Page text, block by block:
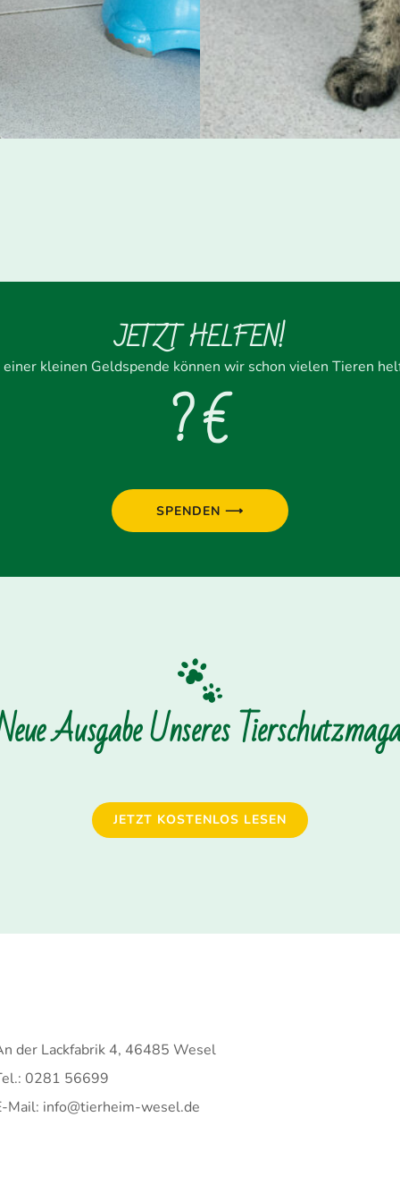
JETZT HELFEN!
kleinen Geldspende können wir schon vielen Tieren
? €
SPENDEN ⟶
Ausgabe Unseres
JETZT KOSTENLOS LESEN
der Lackfabrik 4, 46485 Wesel
0281 56699
Mail: info@tierheim-wesel.de